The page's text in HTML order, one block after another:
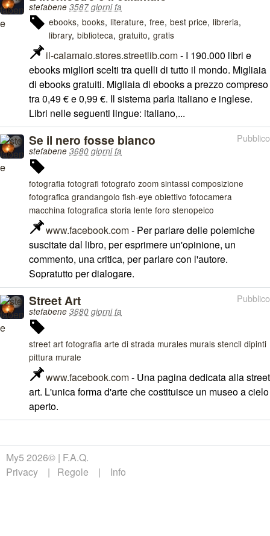
stefabene 3587 giorni fa
ebooks books literature free best price libreria
library biblioteca gratuito gratis
il-calamaio.stores.streetlib.com- I 190.000 libri e
ebooks migliori scelti tra quelli di tutto il mondo. Migliaia
di ebooks gratuiti. Migliaia di ebooks a prezzo compreso
tra 0,49 € e 0,99 €. Il sistema parla italiano e inglese.
Libri nelle seguenti lingue: italiano,...
Pubblico
Se il nero fosse bianco
stefabene 3680 giorni fa
fotografia fotografi fotografo zoom sintassi composizione
fotografica grandangolo fish-eye obiettivo fotocamera
macchina fotografica storia lente foro stenopeico
www.facebook.com- Per parlare delle polemiche
suscitate dal libro, per esprimere un'opinione, un
commento, una critica, per parlare con l'autore.
Sopratutto per dialogare.
Pubblico
Street Art
stefabene 3680 giorni fa
street art fotografia arte di strada murales murals stencil dipinti
pittura murale
www.facebook.com- Una pagina dedicata alla street
art. L'unica forma d'arte che costituisce un museo a cielo
aperto.
My5 2026© F.A.Q.
Privacy
Regole Info